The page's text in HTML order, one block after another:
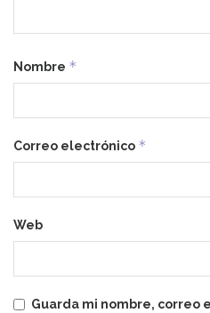
Nombre *
Correo electrónico *
Web
Guarda mi nombre, correo